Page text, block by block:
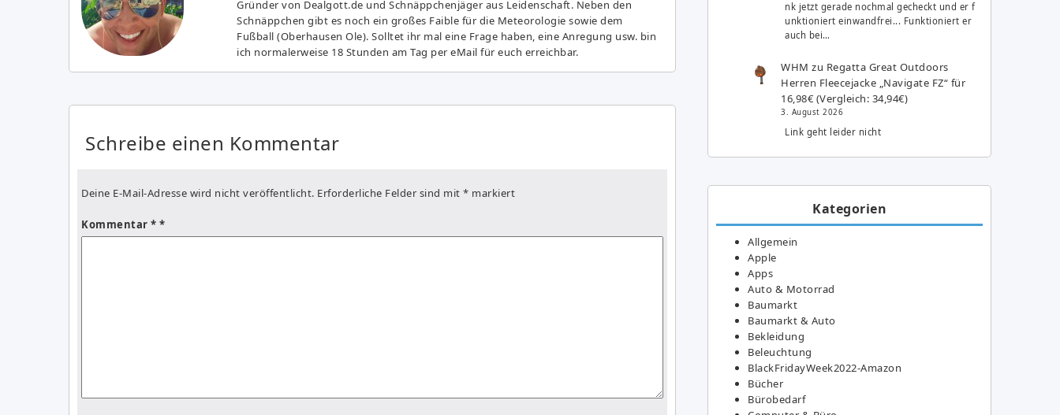
Gründer von Dealgott.de und Schnäppchenjäger aus Leidenschaft. Neben den
Schnäppchen gibt es noch ein großes Fai­ble für die Meteorologie sowie dem
Fußball (Oberhausen Ole). Solltet ihr mal eine Frage haben, eine Anregung usw. bin
ich normalerweise 18 Stunden am Tag per eMail für euch erreichbar.
Schreibe einen Kommentar
Deine E-Mail-Adresse wird nicht veröffentlicht. Erforderliche Felder sind mit * markiert
Kommentar *
nk jetzt gerade nochmal gecheckt und er f
unktioniert einwandfrei... Funktioniert er
auch bei…
WHM zu Regatta Great Outdoors
Herren Fleecejacke „Navigate FZ“ für
16,98€ (Vergleich: 34,94€)
3. August 2026
Link geht leider nicht
Kategorien
Allgemein
Apple
Apps
Auto & Motorrad
Baumarkt
Baumarkt & Auto
Bekleidung
Beleuchtung
BlackFridayWeek2022-Amazon
Bücher
Bürobedarf